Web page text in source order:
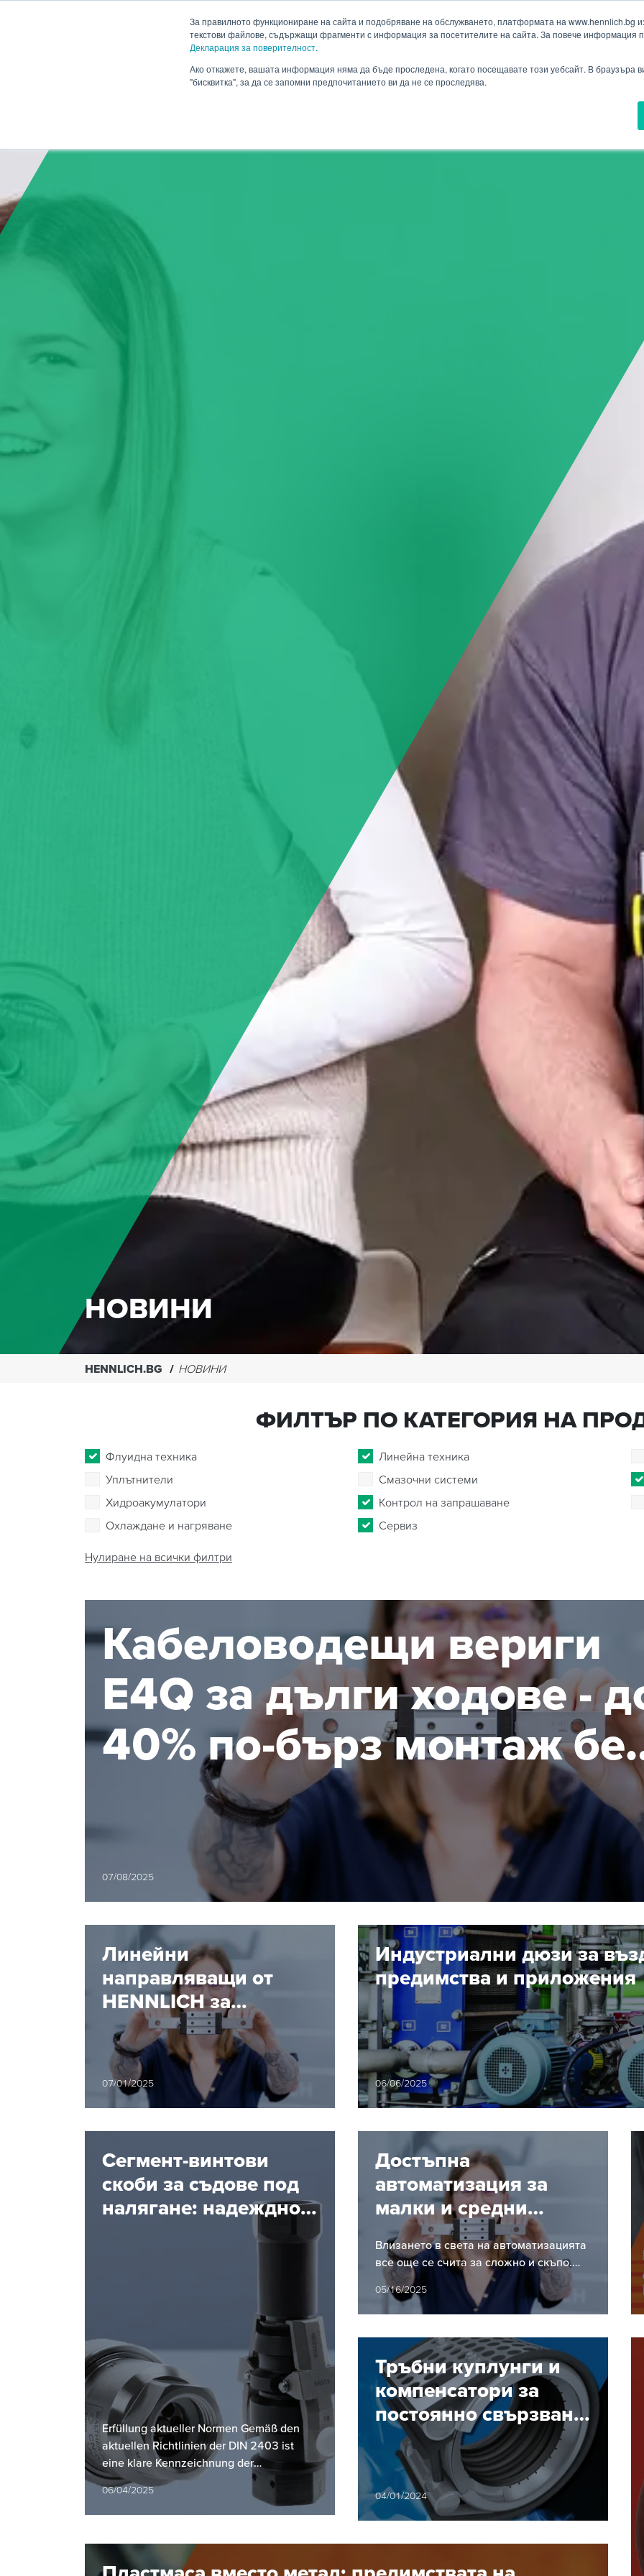
За правилното функциониране на сайта и подобряване на обслужването, платформата на www.hennlich.bg
текстови файлове, съдържащи фрагменти с информация за посетителите на сайта. За повече информация
Декларация за поверителност.
Ако откажете, вашата информация няма да бъде проследена, когато посещавате този уебсайт. В браузъра
"бисквитка", за да се запомни предпочитанието ви да не се проследява.
HENNLICH
Продукти Приложения
Търсене
НОВИНИ
HENNLICH.BG НОВИНИ
ФИЛТЪР ПО КАТЕГОРИЯ НА
Флуидна техника
Линейна техника
Уплътнители
Смазочни системи
Хидроакумулатори
Контрол на запрашаване
Охлаждане и нагряване
Сервиз
Нулиране на всички филтри
Кабеловодещи вериги
E4Q за дълги ходове -
40% по-бърз монтаж
инструменти
07/08/2025
Линейни
направляващи от
HENNLICH за
взискателни
индустриални
приложения
07/01/2025
Индустриални дюзи за
предимства и приложения
06/06/2025
Сегмент-винтови
скоби за съдове под
налягане: надеждно
решение за вашите
Erfüllung aktueller Normen Gemäß den
aktuellen Richtlinien der DIN 2403 ist
eine klare Kennzeichnung der
Rohrleitungen von entscheidender
Bedeutung…
06/04/2025
Достъпна
автоматизация за
малки и средни
предприятия:
методът RBTX
Влизането в света на автоматизацията
все още се счита за сложно и скъпо.
Индустриалните роботи имат своята
цена, а периодът на амортизация за…
05/16/2025
Тръбни куплунги и
компенсатори за
постоянно свързване
на тръбопроводи -
издръжливи на опън
и ъглови деформации
04/01/2024